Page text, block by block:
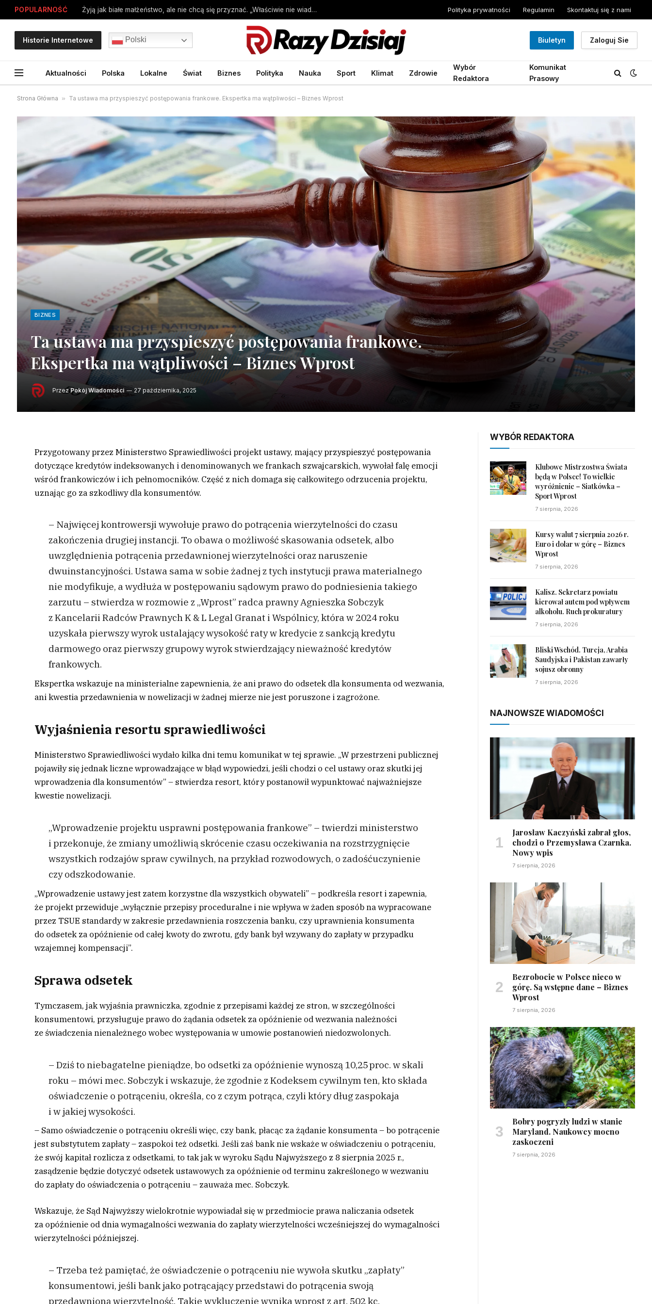
POPULARNOŚĆ Żyją jak białe małżeństwo, ale nie chcą się przyznać. „Właściwie nie wiadomo, o co chodzi” Polityka prywatności Regulamin Skontaktuj się z nami
Historie Internetowe Polski Biuletyn Zaloguj Sie
Aktualności Polska Lokalne Świat Biznes Polityka Nauka Sport Klimat Zdrowie
Wybór
Redaktora
Komunikat
Prasowy
Strona Główna » Ta ustawa ma przyspieszyć postępowania frankowe. Ekspertka ma wątpliwości – Biznes Wprost
BIZNES
Ta ustawa ma przyspieszyć postępowania frankowe.
Ekspertka ma wątpliwości – Biznes Wprost
Przez Pokój Wiadomości 27 października, 2025
Przygotowany przez Ministerstwo Sprawiedliwości projekt ustawy, mający przyspieszyć postępowania
dotyczące kredytów indeksowanych i denominowanych we frankach szwajcarskich, wywołał falę emocji
wśród frankowiczów i ich pełnomocników. Część z nich domaga się całkowitego odrzucenia projektu,
uznając go za szkodliwy dla konsumentów.
– Najwięcej kontrowersji wywołuje prawo do potrącenia wierzytelności do czasu
zakończenia drugiej instancji. To obawa o możliwość skasowania odsetek, albo
uwzględnienia potrącenia przedawnionej wierzytelności oraz naruszenie
dwuinstancyjności. Ustawa sama w sobie żadnej z tych instytucji prawa materialnego
nie modyfikuje, a wydłuża w postępowaniu sądowym prawo do podniesienia takiego
zarzutu – stwierdza w rozmowie z „Wprost” radca prawny Agnieszka Sobczyk
z Kancelarii Radców Prawnych K & L Legal Granat i Wspólnicy, która w 2024 roku
uzyskała pierwszy wyrok ustalający wysokość raty w kredycie z sankcją kredytu
darmowego oraz pierwszy grupowy wyrok stwierdzający nieważność kredytów
frankowych.
Ekspertka wskazuje na ministerialne zapewnienia, że ani prawo do odsetek dla konsumenta od wezwania,
ani kwestia przedawnienia w nowelizacji w żadnej mierze nie jest poruszone i zagrożone.
Wyjaśnienia resortu sprawiedliwości
Ministerstwo Sprawiedliwości wydało kilka dni temu komunikat w tej sprawie. „W przestrzeni publicznej
pojawiły się jednak liczne wprowadzające w błąd wypowiedzi, jeśli chodzi o cel ustawy oraz skutki jej
wprowadzenia dla konsumentów” – stwierdza resort, który postanowił wypunktować najważniejsze
kwestie nowelizacji.
„Wprowadzenie projektu usprawni postępowania frankowe” – twierdzi ministerstwo
i przekonuje, że zmiany umożliwią skrócenie czasu oczekiwania na rozstrzygnięcie
wszystkich rodzajów spraw cywilnych, na przykład rozwodowych, o zadośćuczynienie
czy odszkodowanie.
„Wprowadzenie ustawy jest zatem korzystne dla wszystkich obywateli” – podkreśla resort i zapewnia,
że projekt przewiduje „wyłącznie przepisy proceduralne i nie wpływa w żaden sposób na wypracowane
przez TSUE standardy w zakresie przedawnienia roszczenia banku, czy uprawnienia konsumenta
do odsetek za opóźnienie od całej kwoty do zwrotu, gdy bank był wzywany do zapłaty w przypadku
wzajemnej kompensacji”.
Sprawa odsetek
Tymczasem, jak wyjaśnia prawniczka, zgodnie z przepisami każdej ze stron, w szczególności
konsumentowi, przysługuje prawo do żądania odsetek za opóźnienie od wezwania należności
ze świadczenia nienależnego wobec występowania w umowie postanowień niedozwolonych.
– Dziś to niebagatelne pieniądze, bo odsetki za opóźnienie wynoszą 10,25 proc. w skali
roku – mówi mec. Sobczyk i wskazuje, że zgodnie z Kodeksem cywilnym ten, kto składa
oświadczenie o potrąceniu, określa, co z czym potrąca, czyli który dług zaspokaja
i w jakiej wysokości.
– Samo oświadczenie o potrąceniu określi więc, czy bank, płacąc za żądanie konsumenta – bo potrącenie
jest substytutem zapłaty – zaspokoi też odsetki. Jeśli zaś bank nie wskaże w oświadczeniu o potrąceniu,
że swój kapitał rozlicza z odsetkami, to tak jak w wyroku Sądu Najwyższego z 8 sierpnia 2025 r.,
zasądzenie będzie dotyczyć odsetek ustawowych za opóźnienie od terminu zakreślonego w wezwaniu
do zapłaty do oświadczenia o potrąceniu – zauważa mec. Sobczyk.
Wskazuje, że Sąd Najwyższy wielokrotnie wypowiadał się w przedmiocie prawa naliczania odsetek
za opóźnienie od dnia wymagalności wezwania do zapłaty wierzytelności wcześniejszej do wymagalności
wierzytelności późniejszej.
– Trzeba też pamiętać, że oświadczenie o potrąceniu nie wywoła skutku „zapłaty”
konsumentowi, jeśli bank jako potrącający przedstawi do potrącenia swoją
przedawnioną wierzytelność. Takie wykluczenie wynika wprost z art. 502 kc.
WYBÓR REDAKTORA
Klubowe Mistrzostwa Świata
będą w Polsce! To wielkie
wyróżnienie – Siatkówka –
Sport Wprost
7 sierpnia, 2026
Kursy walut 7 sierpnia 2026 r.
Euro i dolar w górę – Biznes
Wprost
7 sierpnia, 2026
Kalisz. Sekretarz powiatu
kierował autem pod wpływem
alkoholu. Ruch prokuratury
7 sierpnia, 2026
Bliski Wschód. Turcja, Arabia
Saudyjska i Pakistan zawarły
sojusz obronny
7 sierpnia, 2026
NAJNOWSZE WIADOMOŚCI
Jarosław Kaczyński zabrał głos,
chodzi o Przemysława Czarnka.
Nowy wpis
7 sierpnia, 2026
Bezrobocie w Polsce nieco w
górę. Są wstępne dane – Biznes
Wprost
7 sierpnia, 2026
Bobry pogryzły ludzi w stanie
Maryland. Naukowcy mocno
zaskoczeni
7 sierpnia, 2026